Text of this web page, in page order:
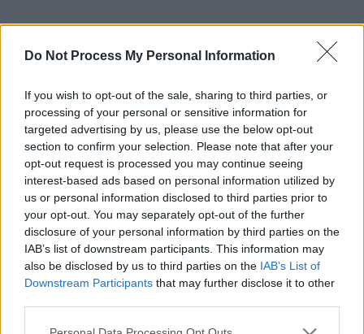
Do Not Process My Personal Information
If you wish to opt-out of the sale, sharing to third parties, or
processing of your personal or sensitive information for
targeted advertising by us, please use the below opt-out
section to confirm your selection. Please note that after your
opt-out request is processed you may continue seeing
interest-based ads based on personal information utilized by
us or personal information disclosed to third parties prior to
your opt-out. You may separately opt-out of the further
disclosure of your personal information by third parties on the
IAB’s list of downstream participants. This information may
also be disclosed by us to third parties on the IAB’s List of
Downstream Participants that may further disclose it to other
limiter la consommation à un demi ou un citron par jour dans un
des antécédents de calculs existent. Medisite déconseille cette
pratique aux enfants de moins de 4 ans, et recommande à toute
femme enceinte, allaitante ou souffrant de troubles digestifs de
consulter un professionnel avant de prolonger cette cure au-delà
d’une semaine.
Article précédent
quotidiennes en
Article suivant
d’alerte silencieux à ne pas